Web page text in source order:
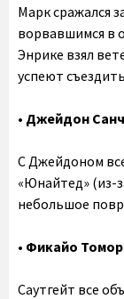
Марк сражался
ворвавшимся в
Энрике взял
успеют
•‎ Джейдон
С Джейдоном
«Юнайтед» (из-
небольшое
•‎ Фикайо
Саутгейт все